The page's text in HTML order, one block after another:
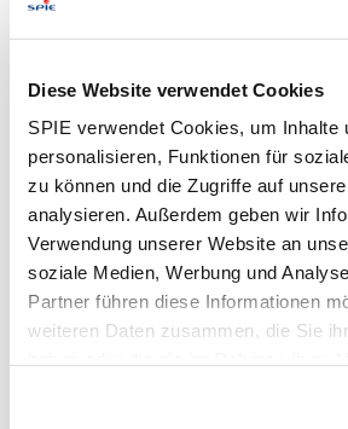
Diese Website verwendet Cookies
SPIE verwendet Cookies, um Inhalte
personalisieren, Funktionen für
zu können und die Zugriffe auf
analysieren. Außerdem geben wir
Verwendung unserer Website an
soziale Medien, Werbung und
Partner führen diese Informationen
weiteren Daten zusammen, die Sie
Verarbeitung Ihrer Daten in den USA
möchtest!
Um den Bewerbungsprozess für
möglich zu gestalten, bieten wir Dir
an, um Daten zu übermitteln:
Lebenslauf
hochladen